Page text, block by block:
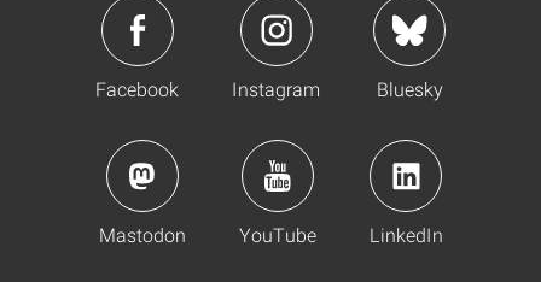
Facebook Instagram Bluesky
Mastodon YouTube LinkedIn